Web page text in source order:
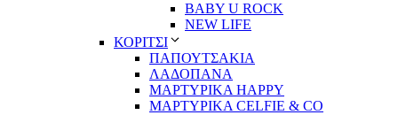
BABY U ROCK
NEW LIFE
ΚΟΡΙΤΣΙ
ΠΑΠΟΥΤΣΑΚΙΑ
ΛΑΔΟΠΑΝΑ
ΜΑΡΤΥΡΙΚΑ HAPPY
ΜΑΡΤΥΡΙΚΑ CELFIE & CO